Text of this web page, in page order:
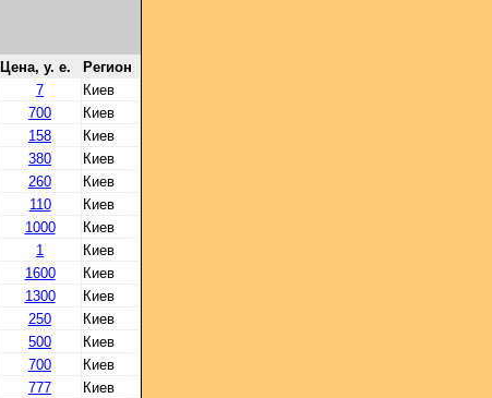
Цена, у. е.
Регион
7
Киев
700
Киев
158
Киев
380
Киев
260
Киев
110
Киев
1000
Киев
1
Киев
1600
Киев
1300
Киев
250
Киев
500
Киев
700
Киев
777
Киев